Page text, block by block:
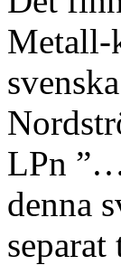
Metall-
LPn
denna
separat